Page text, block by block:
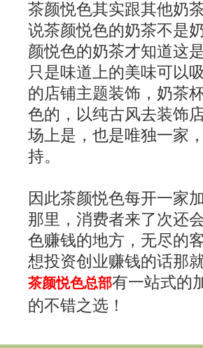
茶颜悦色其实跟其他奶
说茶颜悦色的奶茶不是
颜悦色的奶茶才知道这
只是味道上的美味可以
的店铺主题装饰，奶茶
色的，以纯古风去装饰
场上是，也是唯独一家
持。
因此茶颜悦色每开一家
那里，消费者来了次还
色赚钱的地方，无尽的
想投资创业赚钱的话那
茶颜悦色总部有一站式的
的不错之选！